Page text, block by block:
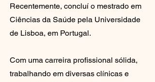
Recentemente, concluí o mestrado em
Ciências da Saúde pela Universidade
de Lisboa, em Portugal.
Com uma carreira profissional sólida,
trabalhando em diversas clínicas e